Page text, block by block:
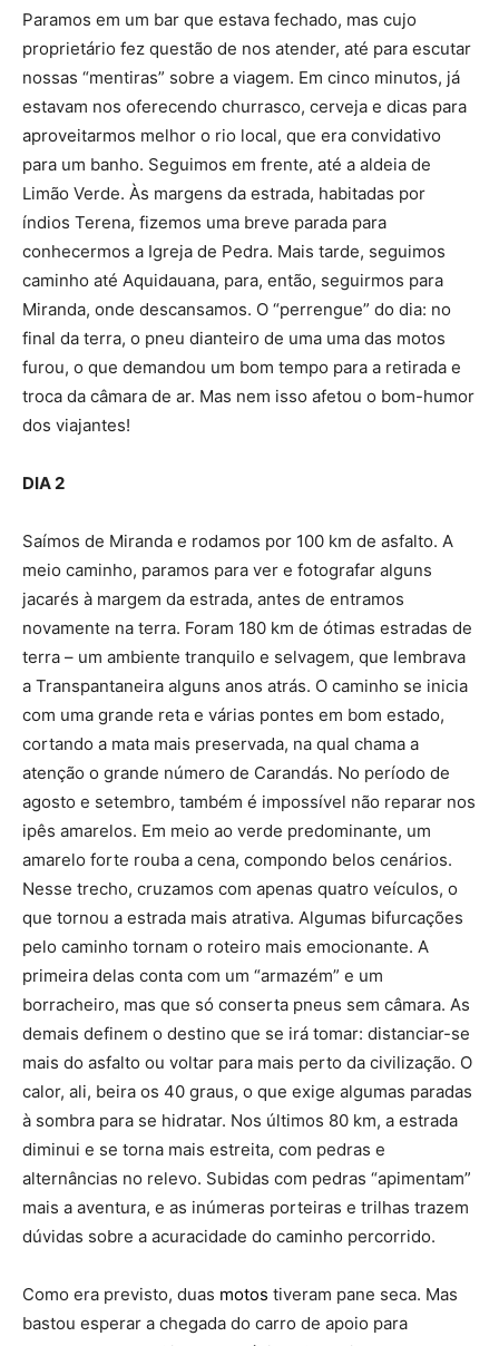
Paramos em um bar que estava fechado, mas cujo
proprietário fez questão de nos atender, até para escutar
nossas “mentiras” sobre a viagem. Em cinco minutos, já
estavam nos oferecendo churrasco, cerveja e dicas para
aproveitarmos melhor o rio local, que era convidativo
para um banho. Seguimos em frente, até a aldeia de
Limão Verde. Às margens da estrada, habitadas por
índios Terena, fizemos uma breve parada para
conhecermos a Igreja de Pedra. Mais tarde, seguimos
caminho até Aquidauana, para, então, seguirmos para
Miranda, onde descansamos. O “perrengue” do dia: no
final da terra, o pneu dianteiro de uma uma das motos
furou, o que demandou um bom tempo para a retirada e
troca da câmara de ar. Mas nem isso afetou o bom-humor
dos viajantes!
DIA 2
Saímos de Miranda e rodamos por 100 km de asfalto. A
meio caminho, paramos para ver e fotografar alguns
jacarés à margem da estrada, antes de entramos
novamente na terra. Foram 180 km de ótimas estradas de
terra – um ambiente tranquilo e selvagem, que lembrava
a Transpantaneira alguns anos atrás. O caminho se inicia
com uma grande reta e várias pontes em bom estado,
cortando a mata mais preservada, na qual chama a
atenção o grande número de Carandás. No período de
agosto e setembro, também é impossível não reparar nos
ipês amarelos. Em meio ao verde predominante, um
amarelo forte rouba a cena, compondo belos cenários.
Nesse trecho, cruzamos com apenas quatro veículos, o
que tornou a estrada mais atrativa. Algumas bifurcações
pelo caminho tornam o roteiro mais emocionante. A
primeira delas conta com um “armazém” e um
borracheiro, mas que só conserta pneus sem câmara. As
demais definem o destino que se irá tomar: distanciar-se
mais do asfalto ou voltar para mais perto da civilização. O
calor, ali, beira os 40 graus, o que exige algumas paradas
à sombra para se hidratar. Nos últimos 80 km, a estrada
diminui e se torna mais estreita, com pedras e
alternâncias no relevo. Subidas com pedras “apimentam”
mais a aventura, e as inúmeras porteiras e trilhas trazem
dúvidas sobre a acuracidade do caminho percorrido.
Como era previsto, duas motos tiveram pane seca. Mas
bastou esperar a chegada do carro de apoio para